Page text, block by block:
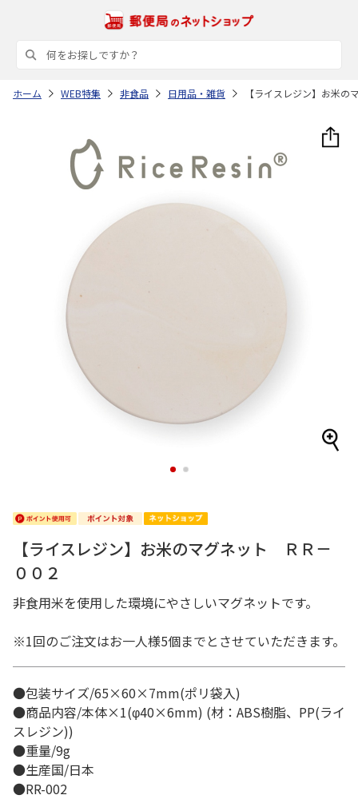
ホーム WEB特集 非食品 日用品・雑貨 【ライスレジン】お米
1 2
【ライスレジン】お米のマグネット ＲＲ－
００２
非食用米を使用した環境にやさしいマグネットです。
※1回のご注文はお一人様5個までとさせていただきます。
●包装サイズ/65×60×7mm(ポリ袋入)
●商品内容/本体×1(φ40×6mm) (材：ABS樹脂、PP(ライ
スレジン))
●重量/9g
●生産国/日本
●RR-002